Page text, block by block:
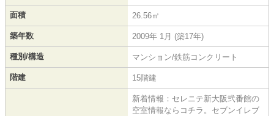
面積 26.56㎡
築年数 2009年 1月 (築17年)
種別/構造 マンション/鉄筋コンクリート
階建 15階建
新着情報：セレニテ新大阪弐番館の
空室情報ならコチラ。セブンイレブ